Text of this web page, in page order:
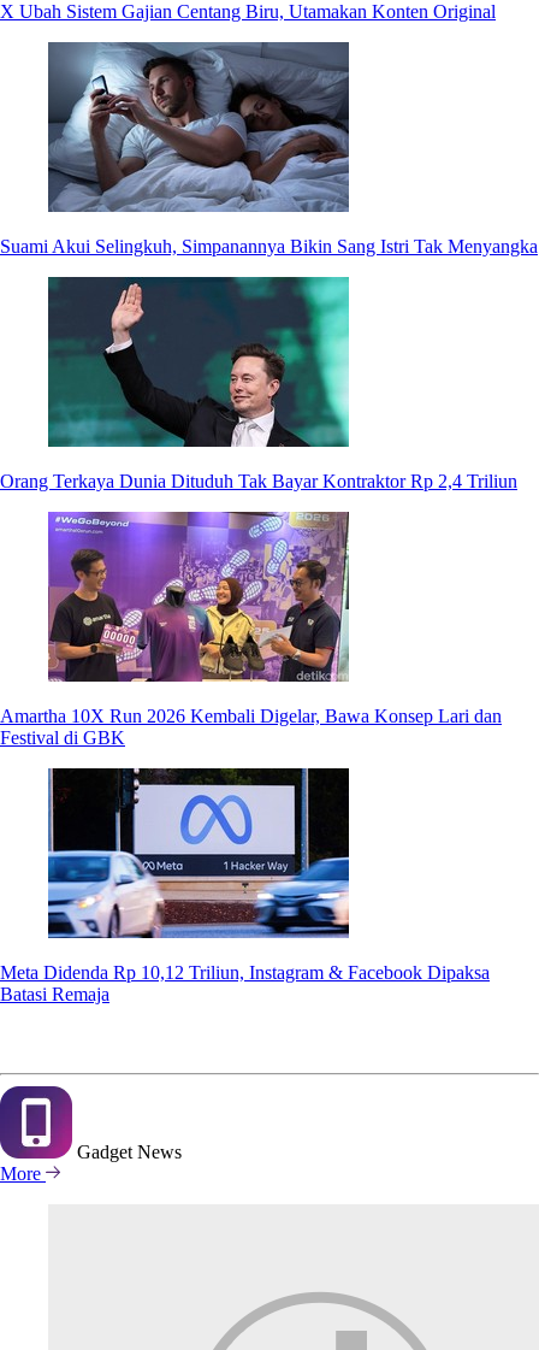
X Ubah Sistem Gajian Centang Biru, Utamakan Konten Original
Suami Akui Selingkuh, Simpanannya Bikin Sang Istri Tak Menyangka
Orang Terkaya Dunia Dituduh Tak Bayar Kontraktor Rp 2,4 Triliun
Amartha 10X Run 2026 Kembali Digelar, Bawa Konsep Lari dan
Festival di GBK
Meta Didenda Rp 10,12 Triliun, Instagram & Facebook Dipaksa
Batasi Remaja
Gadget News
More